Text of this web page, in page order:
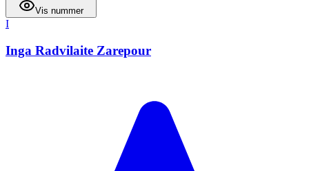
Vis nummer
I
Inga Radvilaite Zarepour